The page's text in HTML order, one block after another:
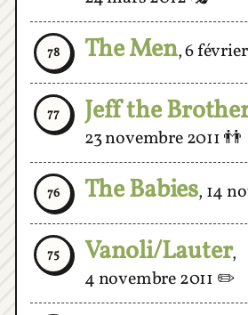
78 The Men,6
77 Jeff the
23 novembre 2011👬
76 The Babies,14
75 Vanoli/Lauter,
4 novembre 2011✏️
74 Les Savy Fav,6